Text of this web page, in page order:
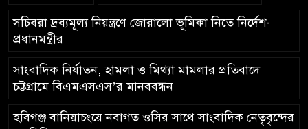
সচিবরা দ্রব্যমূল্য নিয়ন্ত্রণে জোরালো ভূমিকা নিতে নির্দেশ-
প্রধানমন্ত্রীর
সাংবাদিক নির্যাতন, হামলা ও মিথ্যা মামলার প্রতিবাদে
চট্টগ্রামে বিএমএসএস’র মানববন্ধন
হবিগঞ্জ বানিয়াচংয়ে নবাগত ওসির সাথে সাংবাদিক নেতৃবৃন্দের